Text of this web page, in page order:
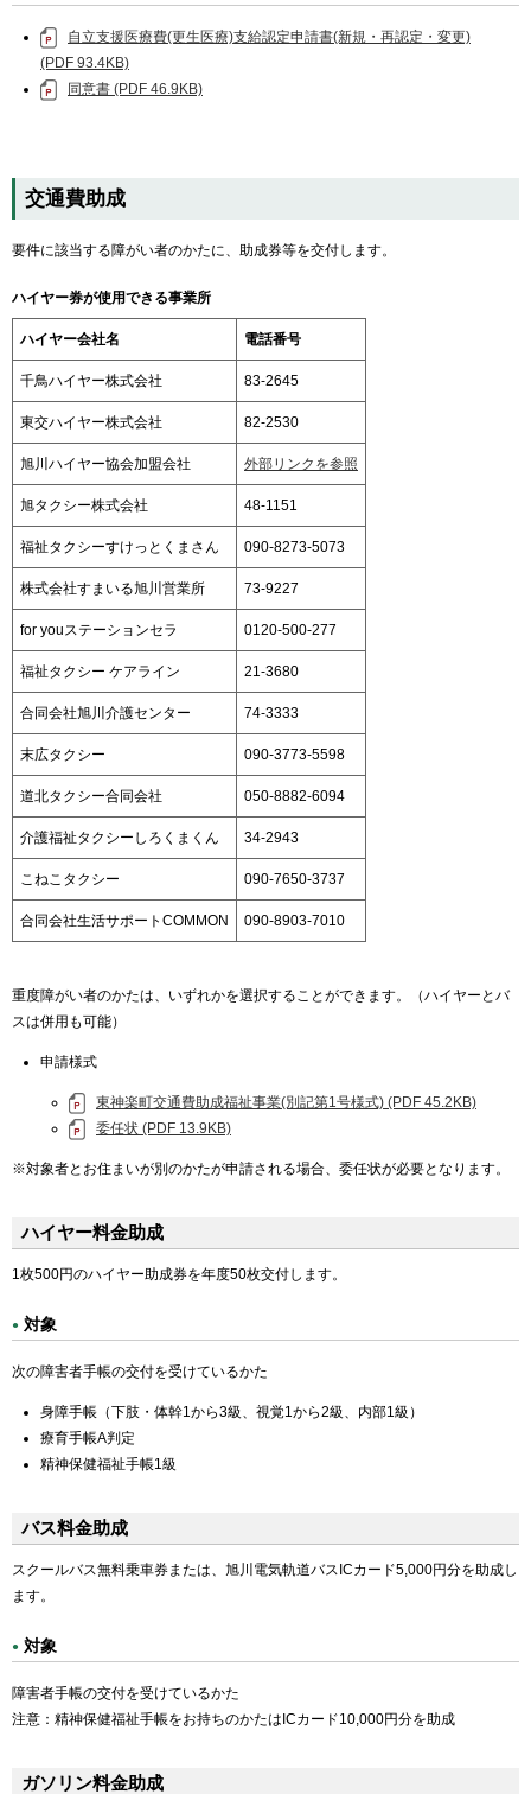
自立支援医療費(更生医療)支給認定申請書(新規・再認定・変更)
(PDF 93.4KB)
同意書 (PDF 46.9KB)
交通費助成
要件に該当する障がい者のかたに、助成券等を交付します。
ハイヤー券が使用できる事業所
ハイヤー会社名 電話番号
千鳥ハイヤー株式会社 83-2645
東交ハイヤー株式会社 82-2530
旭川ハイヤー協会加盟会社 外部リンクを参照
旭タクシー株式会社 48-1151
福祉タクシーすけっとくまさん 090-8273-5073
株式会社すまいる旭川営業所 73-9227
for youステーションセラ 0120-500-277
福祉タクシー ケアライン 21-3680
合同会社旭川介護センター 74-3333
末広タクシー 090-3773-5598
道北タクシー合同会社 050-8882-6094
介護福祉タクシーしろくまくん 34-2943
こねこタクシー 090-7650-3737
合同会社生活サポートCOMMON 090-8903-7010
重度障がい者のかたは、いずれかを選択することができます。（ハイヤーとバ
スは併用も可能）
申請様式
東神楽町交通費助成福祉事業(別記第1号様式) (PDF 45.2KB)
委任状 (PDF 13.9KB)
※対象者とお住まいが別のかたが申請される場合、委任状が必要となります。
ハイヤー料金助成
1枚500円のハイヤー助成券を年度50枚交付します。
対象
次の障害者手帳の交付を受けているかた
身障手帳（下肢・体幹1から3級、視覚1から2級、内部1級）
療育手帳A判定
精神保健福祉手帳1級
バス料金助成
スクールバス無料乗車券または、旭川電気軌道バスICカード5,000円分を助成し
ます。
対象
障害者手帳の交付を受けているかた
注意：精神保健福祉手帳をお持ちのかたはICカード10,000円分を助成
ガソリン料金助成